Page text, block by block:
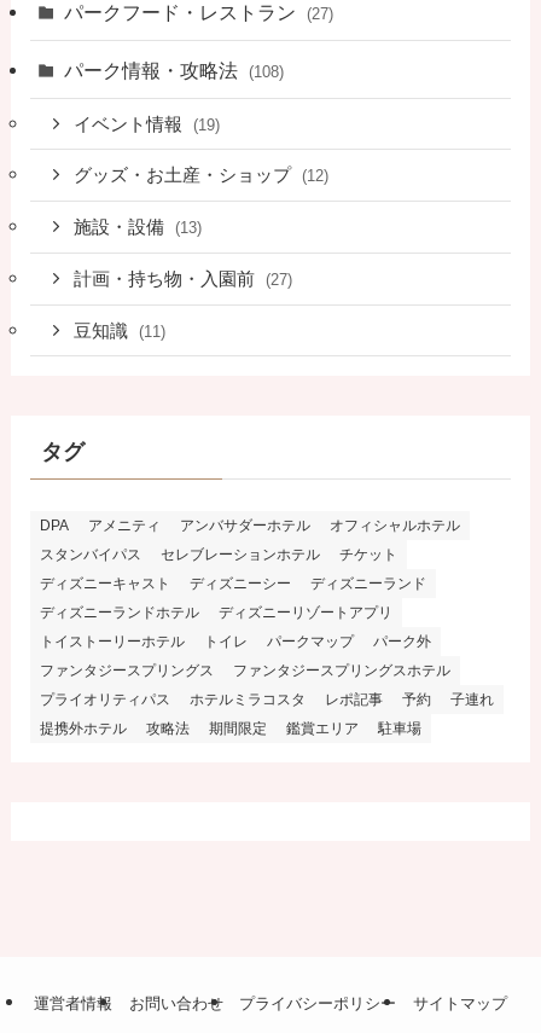
パークフード・レストラン (27)
パーク情報・攻略法 (108)
イベント情報 (19)
グッズ・お土産・ショップ (12)
施設・設備 (13)
計画・持ち物・入園前 (27)
豆知識 (11)
タグ
DPA アメニティ アンバサダーホテル
オフィシャルホテル
スタンバイパス
セレブレーションホテル
チケット
ディズニーキャスト
ディズニーシー
ディズニーランド
ディズニーランドホテル
ディズニーリゾートアプリ
トイストーリーホテル
トイレ パークマップ
パーク外
ファンタジースプリングス
ファンタジースプリングスホテル
プライオリティパス
ホテルミラコスタ レポ記事 予約
子連れ
提携外ホテル
攻略法 期間限定 鑑賞エリア 駐車場
運営者情報 お問い合わせ プライバシーポリシー サイトマップ